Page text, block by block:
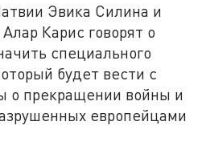
Эвика Силина и
Карис говорят о
специального
будет вести с
о прекращении войны и
европейцами